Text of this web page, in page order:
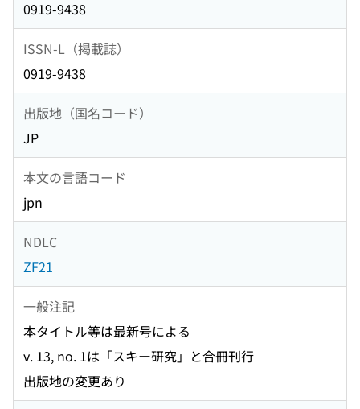
0919-9438
ISSN-L（掲載誌）
0919-9438
出版地（国名コード）
JP
本文の言語コード
jpn
NDLC
ZF21
一般注記
本タイトル等は最新号による
v. 13, no. 1は「スキー研究」と合冊刊行
出版地の変更あり